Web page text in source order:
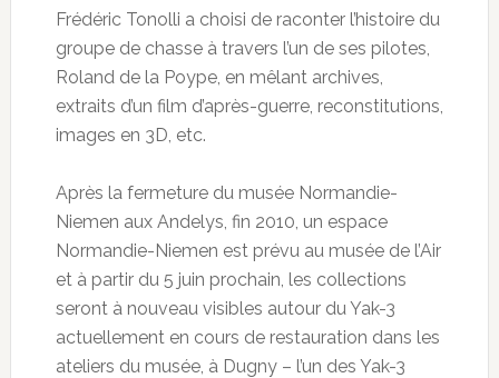
Frédéric Tonolli a choisi de raconter l’histoire du
groupe de chasse à travers l’un de ses pilotes,
Roland de la Poype, en mêlant archives,
extraits d’un film d’après-guerre, reconstitutions,
images en 3D, etc.
Après la fermeture du musée Normandie-
Niemen aux Andelys, fin 2010, un espace
Normandie-Niemen est prévu au musée de l’Air
et à partir du 5 juin prochain, les collections
seront à nouveau visibles autour du Yak-3
actuellement en cours de restauration dans les
ateliers du musée, à Dugny – l’un des Yak-3